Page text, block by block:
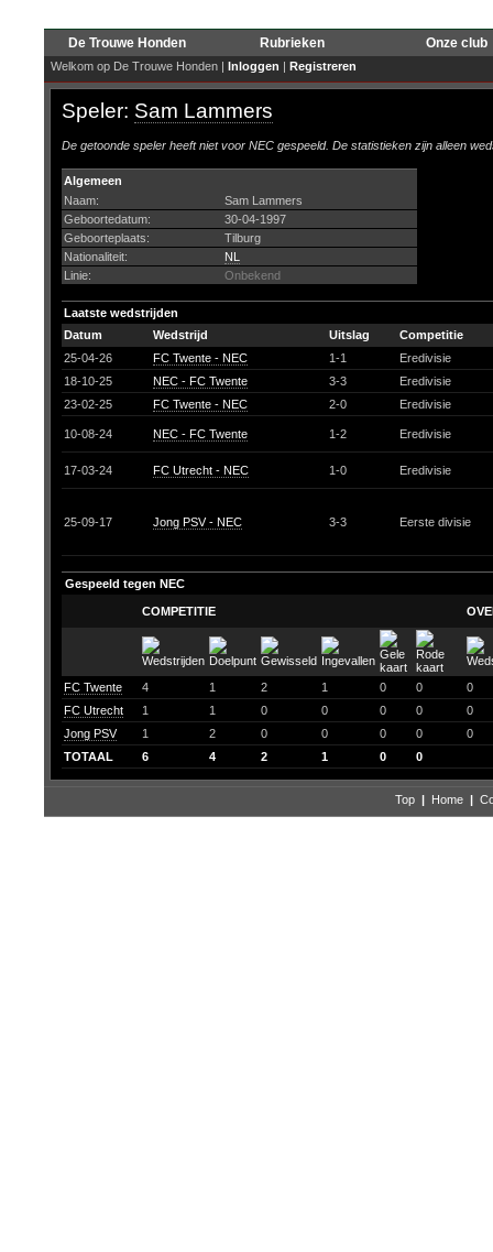
De Trouwe Honden Rubrieken Onze club
Welkom op De Trouwe Honden | Inloggen | Registreren
Speler: Sam Lammers
De getoonde speler heeft niet voor NEC gespeeld. De statistieken zijn alleen
Algemeen
Naam:
Sam Lammers
Geboortedatum:
30-04-1997
Geboorteplaats:
Tilburg
Nationaliteit:
NL
Linie:
Onbekend
Laatste wedstrijden
Datum
Wedstrijd Uitslag
Competitie
25-04-26
FC Twente - NEC 1-1
Eredivisie
18-10-25
NEC - FC Twente 3-3
Eredivisie
23-02-25
FC Twente - NEC 2-0 Eredivisie
10-08-24 NEC - FC Twente 1-2 Eredivisie
17-03-24 FC Utrecht - NEC 1-0 Eredivisie
25-09-17 Jong PSV - NEC 3-3 Eerste divisie
Gespeeld tegen NEC
COMPETITIE
FC Twente 4 1 2 1 0 0
0
FC Utrecht
1 1 0 0 0 0
0
Jong PSV
1 2 0 0 0 0
0
TOTAAL
6 4 2 1 0 0
Top | Home |